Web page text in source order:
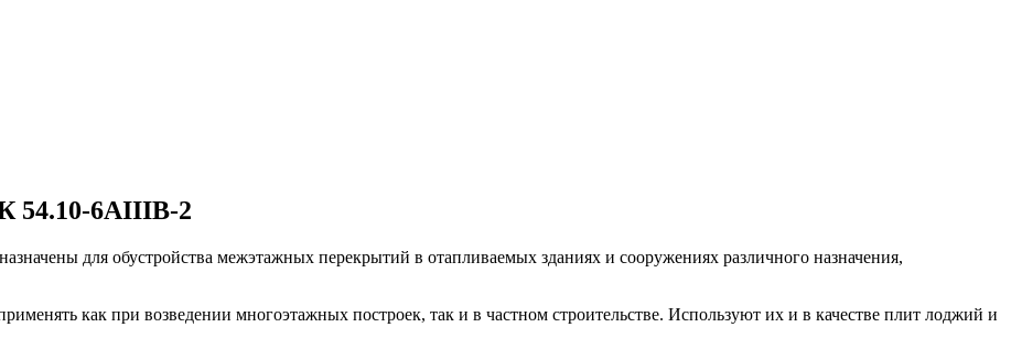
54.10-6АIIIВ-2
для обустройства межэтажных перекрытий в отапливаемых зданиях и сооружениях различного назначения,
как при возведении многоэтажных построек, так и в частном строительстве. Используют их и в качестве плит лоджий и